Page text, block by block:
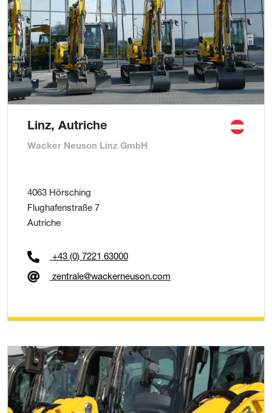
Linz, Autriche
Wacker Neuson Linz GmbH
4063 Hörsching
Flughafenstraße 7
Autriche
+43 (0) 7221 63000
zentrale@wackerneuson.com